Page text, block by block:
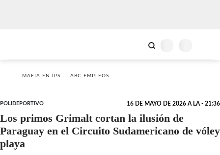
MAFIA EN IPS ABC EMPLEOS
POLIDEPORTIVO 16 DE MAYO DE 2026 A LA - 21:36
Los primos Grimalt cortan la ilusión de
Paraguay en el Circuito Sudamericano de vóley
playa